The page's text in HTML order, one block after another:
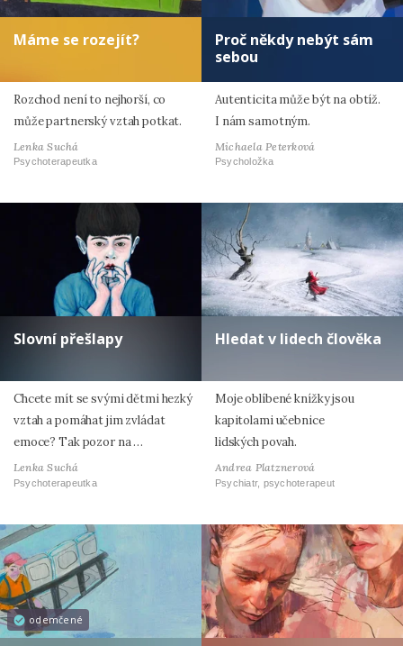
Máme se rozejít?
Rozchod není to nejhorší, co
může partnerský vztah potkat.
Lenka Suchá
Psychoterapeutka
Proč někdy nebýt sám
sebou
Autenticita může být na obtíž.
I nám samotným.
Michaela Peterková
Psycholožka
Slovní přešlapy
Chcete mít se svými dětmi hezký
vztah a pomáhat jim zvládat
emoce? Tak pozor na …
Lenka Suchá
Psychoterapeutka
Hledat v lidech člověka
Moje oblíbené knížky jsou
kapitolami učebnice
lidských povah.
Andrea Platznerová
Psychiatr, psychoterapeut
odemčené